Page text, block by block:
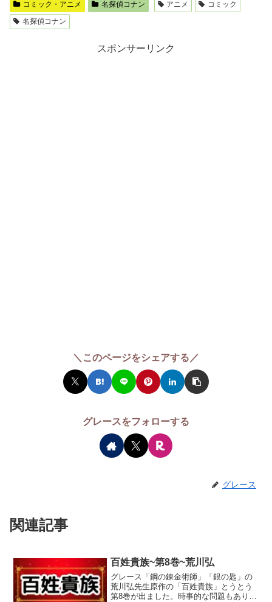
コミック・アニメ 名探偵コナン アニメ
コミック
名探偵コナン
スポンサーリンク
＼このページをシェアする／
グレースをフォローする
グレース
関連記事
百姓貴族~第8巻~荒川弘
グレース「鋼の錬金術師」「銀の匙」の
荒川弘先生原作の「百姓貴族」とうとう
第8巻が出ました。時事的な問題もありま